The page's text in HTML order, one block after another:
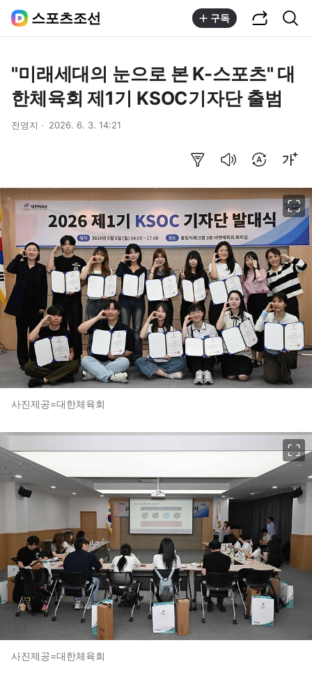
스포츠조선 구독
"미래세대의 눈으로 본 K-스포츠" 대
한체육회 제1기 KSOC기자단 출범
전영지 2026. 6. 3. 14:21
사진제공=대한체육회
사진제공=대한체육회